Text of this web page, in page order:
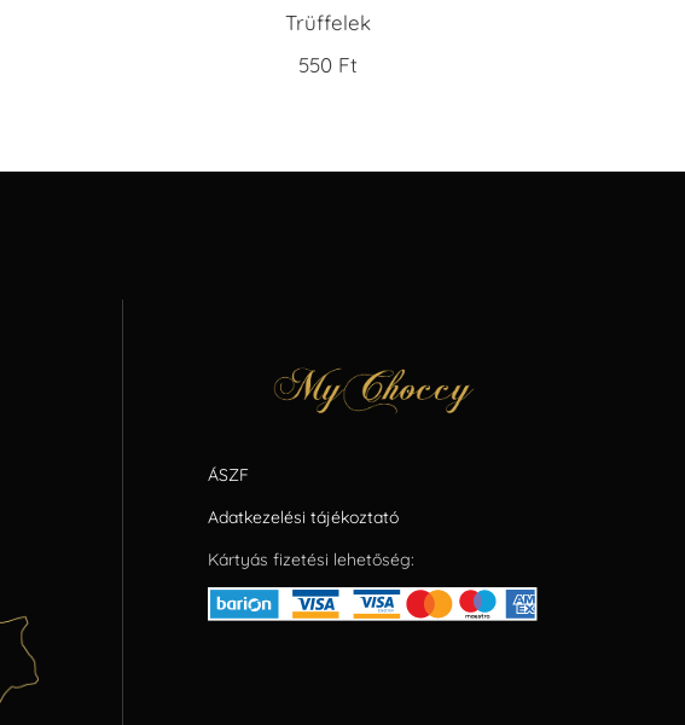
Trüffelek
550 Ft
ÁSZF
Adatkezelési tájékoztató
Kártyás fizetési lehetőség: